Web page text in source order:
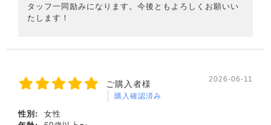
タッフ一同励みになります。今後ともよろしくお願いい
たします！
ご購入者様
購入確認済み
2026-06-11
性別:
女性